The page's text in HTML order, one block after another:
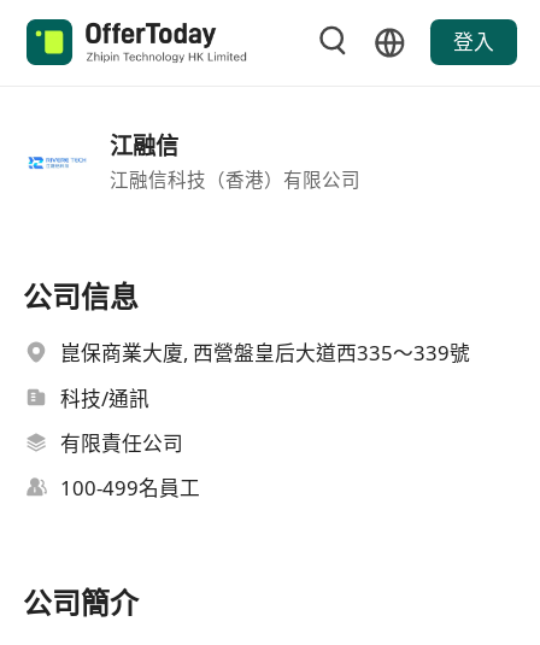
登入
江融信
江融信科技（香港）有限公司
公司信息
崑保商業大廈, 西營盤皇后大道西335～339號
科技/通訊
有限責任公司
100-499名員工
公司簡介